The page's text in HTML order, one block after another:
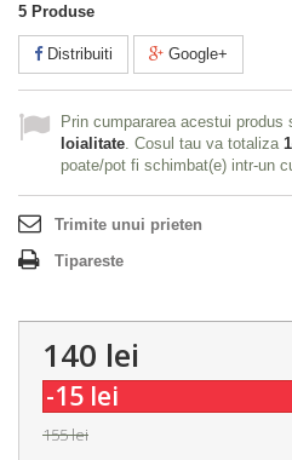
5 Produse
Distribuiti Google+
Prin cumpararea acestui produs
loialitate . Cosul tau va totaliza
poate/pot fi schimbat(e) intr-un
Trimite unui prieten
Tipareste
140 lei
-15 lei
155 lei